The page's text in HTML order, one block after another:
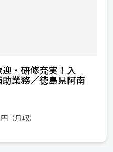
迎・研修充実！入
業務／徳島県阿南
（月収）